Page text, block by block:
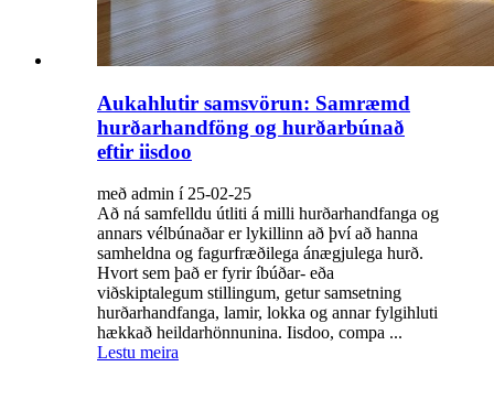
Aukahlutir samsvörun: Samræmd
hurðarhandföng og hurðarbúnað
eftir iisdoo
með admin í 25-02-25
Að ná samfelldu útliti á milli hurðarhandfanga og
annars vélbúnaðar er lykillinn að því að hanna
samheldna og fagurfræðilega ánægjulega hurð.
Hvort sem það er fyrir íbúðar- eða
viðskiptalegum stillingum, getur samsetning
hurðarhandfanga, lamir, lokka og annar fylgihluti
hækkað heildarhönnunina. Iisdoo, compa ...
Lestu meira